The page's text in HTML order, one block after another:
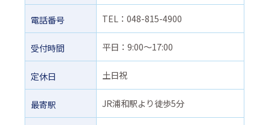
電話番号 TEL：048-815-4900
受付時間 平日：9:00～17:00
定休日 土日祝
最寄駅 JR浦和駅より徒歩5分